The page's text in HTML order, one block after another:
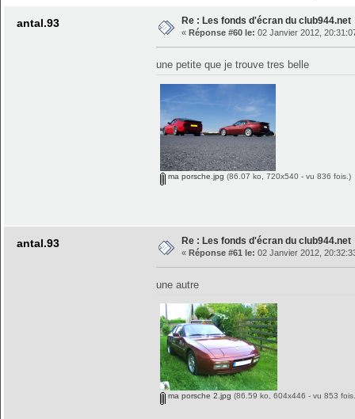
antal.93 Re : Les fonds d'écran du club944.net
« Réponse #60 le: 02 Janvier 2012,
une petite que je trouve tres belle
ma porsche.jpg (86.07 ko, 720x540 - vu 836 fois.)
antal.93 Re : Les fonds d'écran du club944.net
« Réponse #61 le: 02 Janvier 2012,
une autre
ma porsche 2.jpg (86.59 ko, 604x446 - vu 853